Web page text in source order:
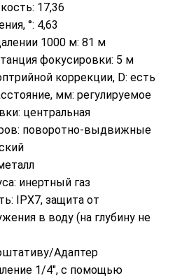
17,36
°: 4,63
1000 м: 81 м
фокусировки: 5 м
коррекции, D: есть
мм: регулируемое
центральная
поворотно-выдвижные
инертный газ
IPX7, защита от
в воду (на глубину не
Адаптер
1/4″, с помощью